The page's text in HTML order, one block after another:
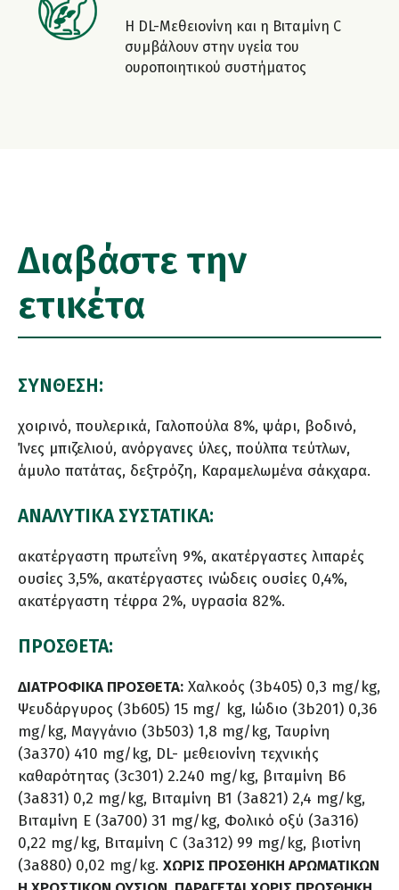
Η DL-Μεθειονίνη και η Βιταμίνη C
συμβάλουν στην υγεία του
ουροποιητικού συστήματος
Διαβάστε την
ετικέτα
ΣΥΝΘΕΣΗ:
χοιρινό, πουλερικά, Γαλοπούλα 8%, ψάρι, βοδινό,
Ίνες μπιζελιού, ανόργανες ύλες, πούλπα τεύτλων,
άμυλο πατάτας, δεξτρόζη, Καραμελωμένα σάκχαρα.
ΑΝΑΛΥΤΙΚΑ ΣΥΣΤΑΤΙΚΑ:
ακατέργαστη πρωτεΐνη 9%, ακατέργαστες λιπαρές
ουσίες 3,5%, ακατέργαστες ινώδεις ουσίες 0,4%,
ακατέργαστη τέφρα 2%, υγρασία 82%.
ΠΡΟΣΘΕΤΑ:
ΔΙΑΤΡΟΦΙΚΑ ΠΡΟΣΘΕΤΑ: Χαλκοός (3b405) 0,3 mg/kg,
Ψευδάργυρος (3b605) 15 mg/ kg, Ιώδιο (3b201) 0,36
mg/kg, Μαγγάνιο (3b503) 1,8 mg/kg, Ταυρίνη
(3a370) 410 mg/kg, DL- μεθειονίνη τεχνικής
καθαρότητας (3c301) 2.240 mg/kg, βιταμίνη B6
(3a831) 0,2 mg/kg, Βιταμίνη B1 (3a821) 2,4 mg/kg,
Βιταμίνη E (3a700) 31 mg/kg, Φολικό οξύ (3a316)
0,22 mg/kg, Βιταμίνη C (3a312) 99 mg/kg, βιοτίνη
(3a880) 0,02 mg/kg. ΧΩΡΙΣ ΠΡΟΣΘΗΚΗ ΑΡΩΜΑΤΙΚΩΝ